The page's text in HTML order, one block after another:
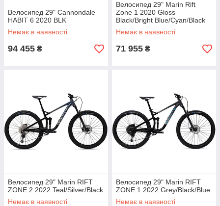
Велосипед 29" Cannondale
HABIT 6 2020 BLK
Немає в наявності
94 455 ₴
Велосипед 29" Marin Rift
Zone 1 2020 Gloss
Black/Bright Blue/Cyan/Black
Немає в наявності
71 955 ₴
Велосипед 29" Marin RIFT
ZONE 2 2022 Teal/Silver/Black
Немає в наявності
Велосипед 29" Marin RIFT
ZONE 1 2022 Grey/Black/Blue
Немає в наявності